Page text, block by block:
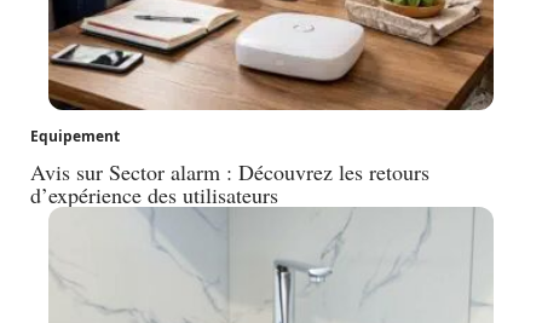
Equipement
Avis sur Sector alarm : Découvrez les retours
d’expérience des utilisateurs